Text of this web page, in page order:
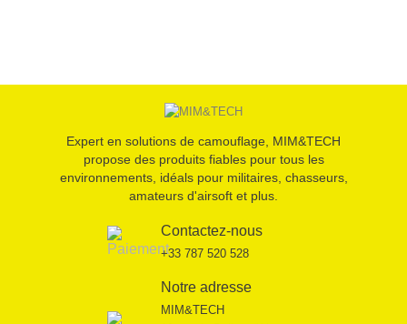
Expert en solutions de camouflage, MIM&TECH
propose des produits fiables pour tous les
environnements, idéals pour militaires, chasseurs,
amateurs d'airsoft et plus.
Contactez-nous
+33 787 520 528
Notre adresse
MIM&TECH